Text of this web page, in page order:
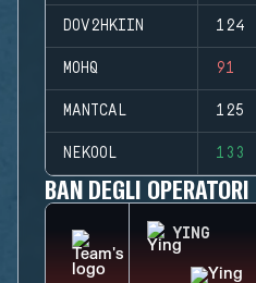
DOV2HKIIN 124
MOHQ 91
MANTCAL 125
NEKOOL 133
BAN DEGLI OPERATORI
YING